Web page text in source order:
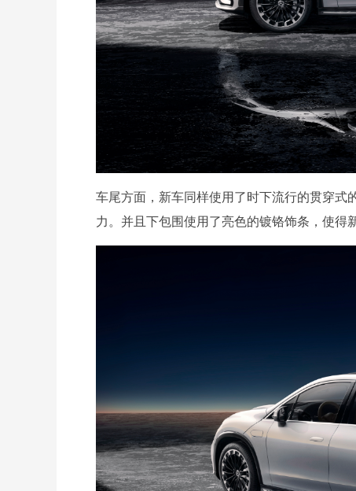
车尾方面，新车同样使用了时下流行的贯穿
力。并且下包围使用了亮色的镀铬饰条，使得